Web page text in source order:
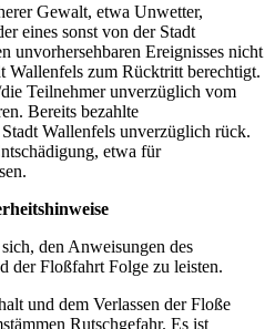
Gewalt, etwa Unwetter,
eines sonst von der Stadt
unvorhersehbaren Ereignisses nicht
Wallenfels zum Rücktritt berechtigt.
Teilnehmer unverzüglich vom
Bereits bezahlte
Wallenfels unverzüglich rück.
etwa für
den Anweisungen des
der Floßfahrt Folge zu leisten.
und dem Verlassen der Floße
Rutschgefahr. Es ist